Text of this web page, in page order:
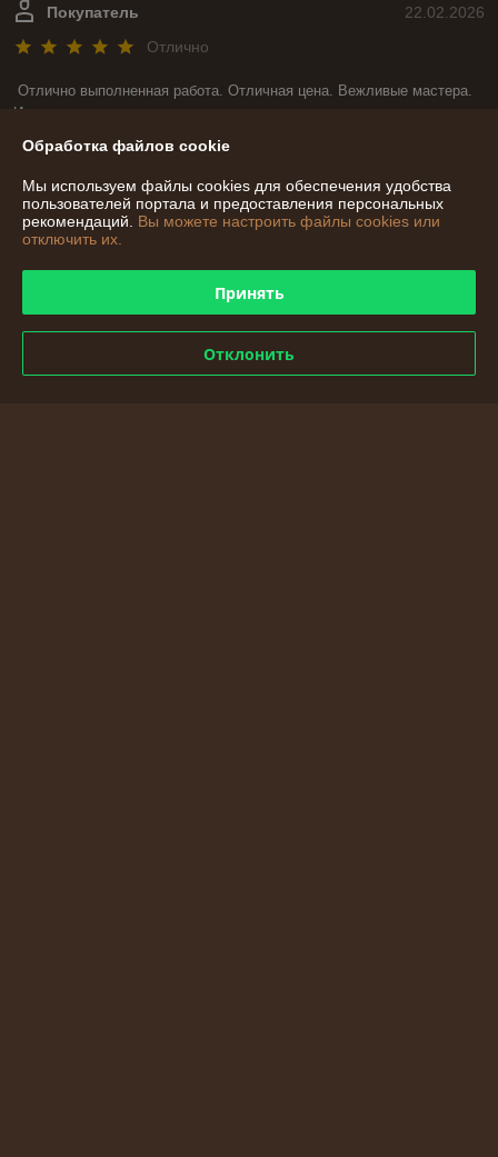
22.02.2026
Покупатель
Отлично
Отлично выполненная работа. Отличная цена. Вежливые мастера.
И что не мало важно, при изготовлении моего заказа мастера всегда
красоту.
Сделка подтверждена через корзину
14.02.2026
Покупатель
Заказывала садовые качели к дню рождения своей мамы. Хочу
поблагодарить мастеров за быстро выполненный заказ. Качели
Обработка файлов cookie
Мы используем файлы cookies для обеспечения удобства
пользователей портала и предоставления персональных
рекомендаций. Вы можете настроить файлы cookies или
отключить их.
Принять
Отклонить